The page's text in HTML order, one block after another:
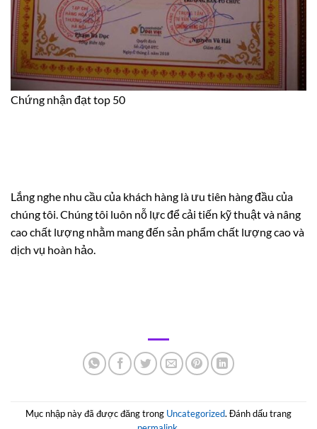
Chứng nhận đạt top 50
Lắng nghe nhu cầu của khách hàng là ưu tiên hàng đầu của
chúng tôi. Chúng tôi luôn nỗ lực để cải tiến kỹ thuật và nâng
cao chất lượng nhằm mang đến sản phẩm chất lượng cao và
dịch vụ hoàn hảo.
Mục nhập này đã được đăng trong Uncategorized. Đánh dấu trang